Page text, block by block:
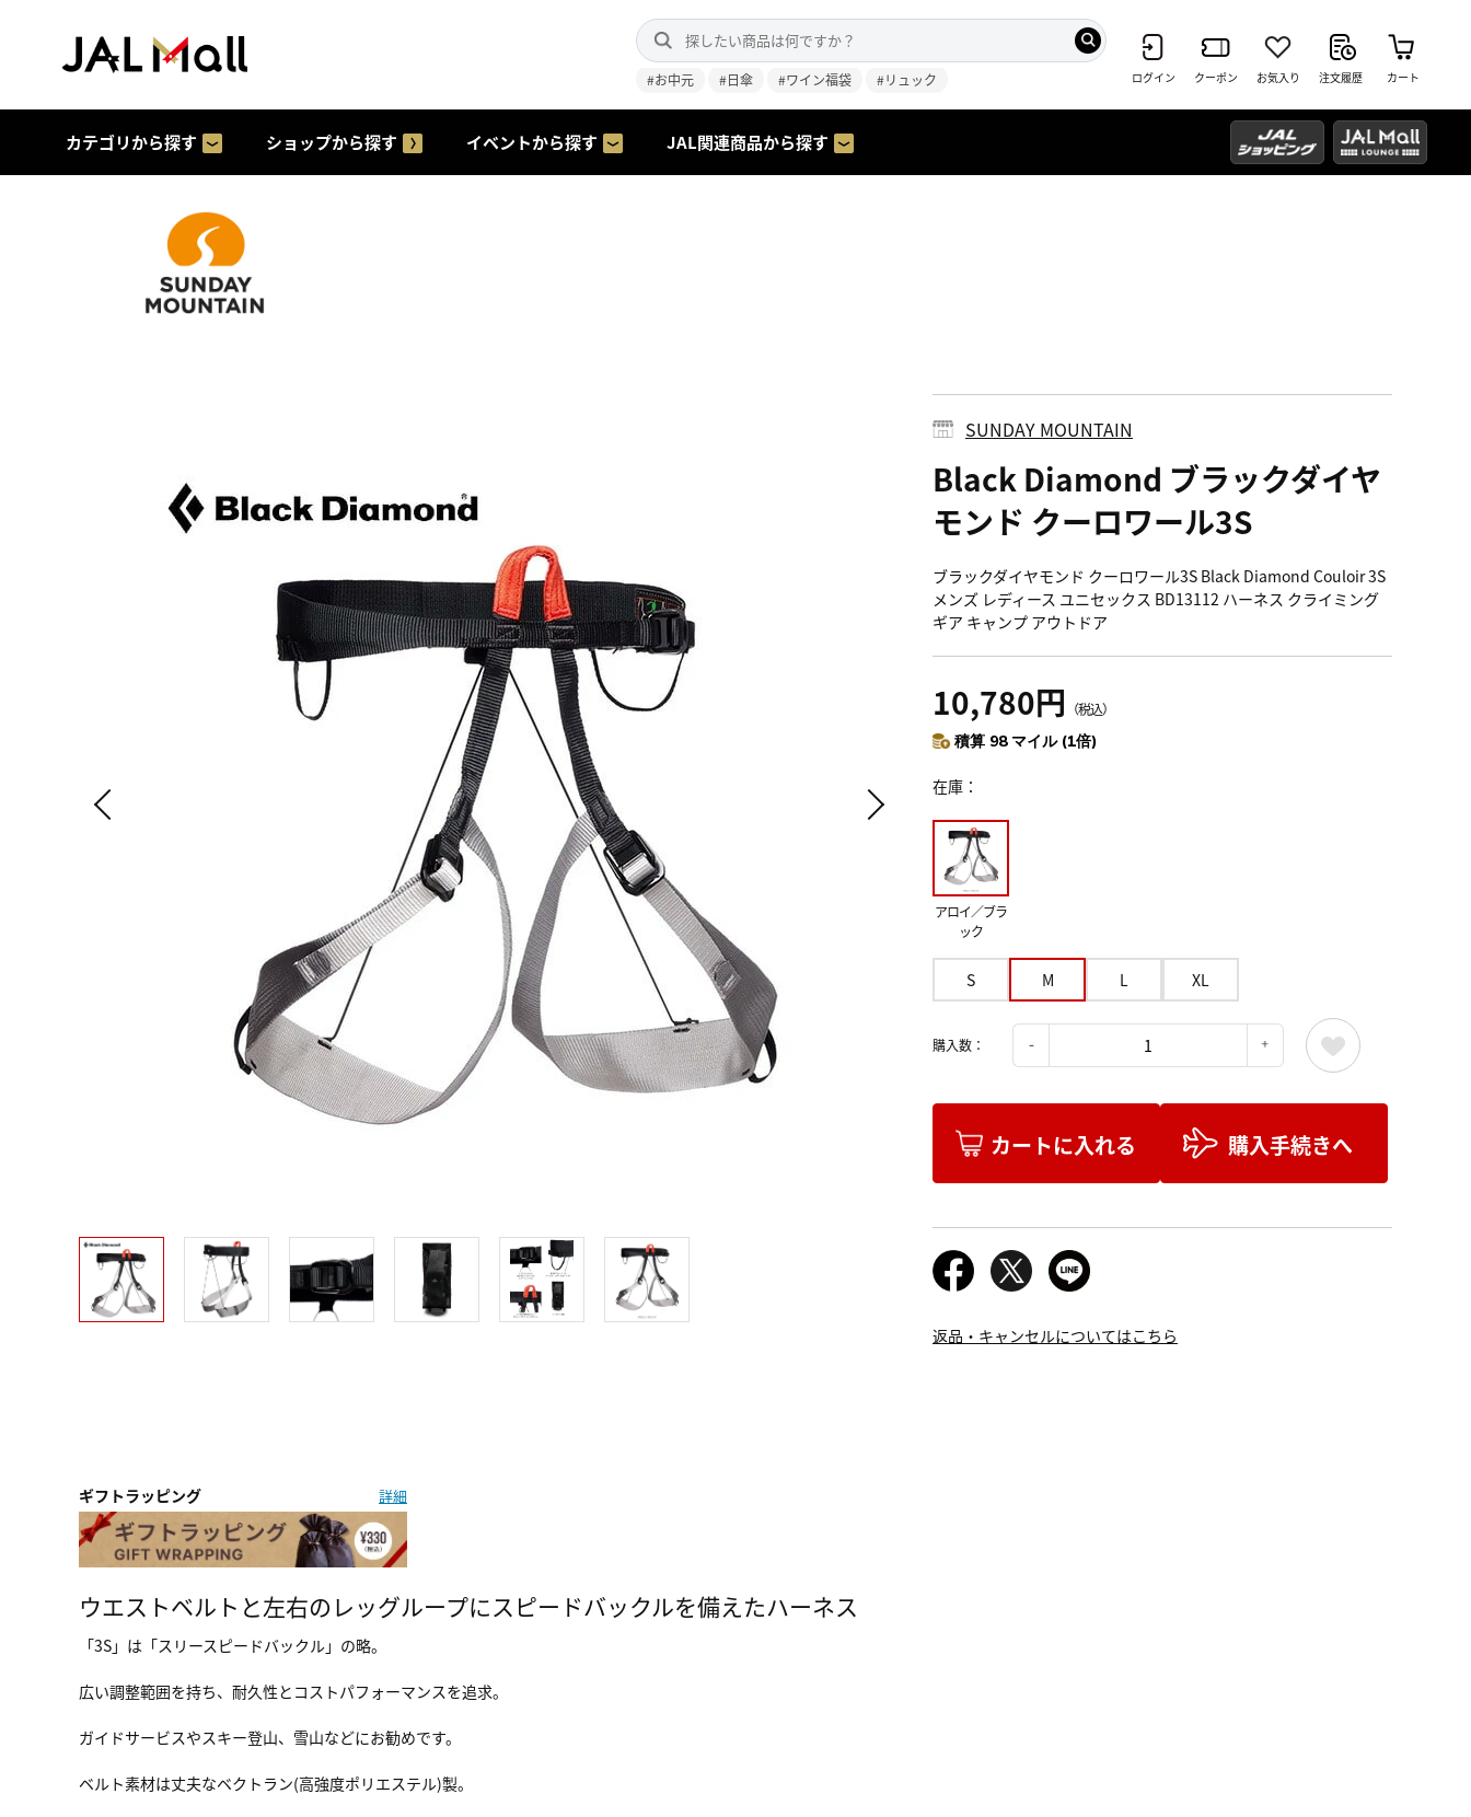
#お中元 #日傘 #ワイン福袋 #リュック ログイン クーポン お気入り 注文履歴 カート
カテゴリから探す ショップから探す イベントから探す JAL関連商品から探す
SUNDAY MOUNTAIN
Black Diamond ブラックダイヤ
モンド クーロワール3S
ブラックダイヤモンド クーロワール3S Black Diamond Couloir 3S
メンズ レディース ユニセックス BD13112 ハーネス クライミング
ギア キャンプ アウトドア
10,780円 （税込）
積算 98 マイル (1倍)
在庫
アロイ／ブラ
ック
S M L XL
購入数：
カートに入れる 購入手続きへ
返品・キャンセルについてはこちら
ギフトラッピング 詳細
ウエストベルトと左右のレッグループにスピードバックルを備えたハーネス
「3S」は「スリースピードバックル」の略。
広い調整範囲を持ち、耐久性とコストパフォーマンスを追求。
ガイドサービスやスキー登山、雪山などにお勧めです。
ベルト素材は丈夫なベクトラン(高強度ポリエステル)製。